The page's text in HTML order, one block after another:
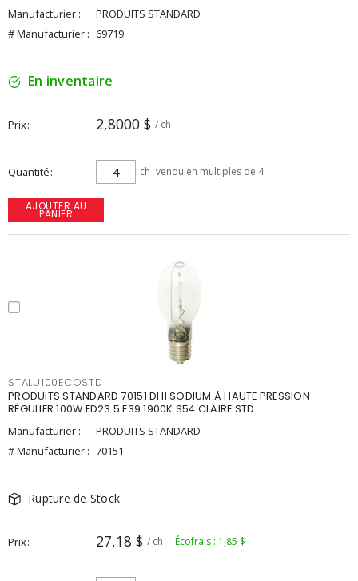
Manufacturier :
PRODUITS STANDARD
# Manufacturier : 69719
En inventaire
Prix 2,8000 $ / ch
Quantité ch vendu en multiples de 4
AJOUTER AU
PANIER
STALU100ECOSTD
PRODUITS STANDARD 70151 DHI SODIUM À HAUTE PRESSION
RÉGULIER 100W ED23.5 E39 1900K S54 CLAIRE STD
Manufacturier :
PRODUITS STANDARD
# Manufacturier : 70151
Rupture de Stock
Prix 27,18 $ / ch Écofrais : 1,85 $